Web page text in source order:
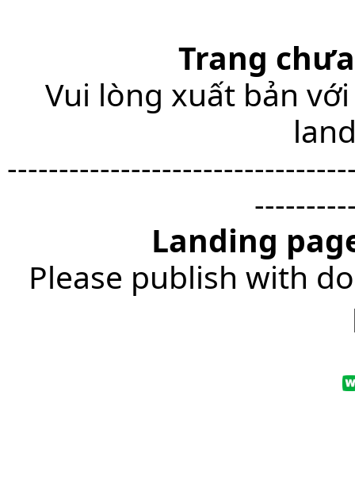
Trang
Vui lòng xuất bản
Landing
Please publish with